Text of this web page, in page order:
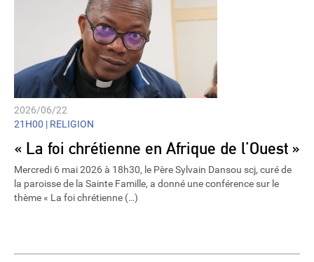
2026/06/22
21H00 | RELIGION
« La foi chrétienne en Afrique de l’Ouest »
Mercredi 6 mai 2026 à 18h30, le Père Sylvain Dansou scj, curé de
la paroisse de la Sainte Famille, a donné une conférence sur le
thème « La foi chrétienne (…)